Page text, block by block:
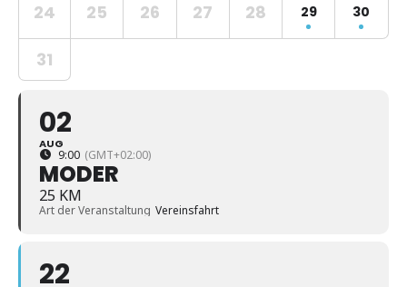
24 25 26 27 28 29 30
31
02
AUG
9:00 (GMT+02:00)
MODER
25 KM
Art der Veranstaltung Vereinsfahrt
22